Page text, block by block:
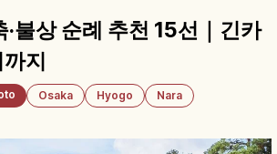
·불상 순례 추천 15선｜긴카
지
Osaka Hyogo
Nara